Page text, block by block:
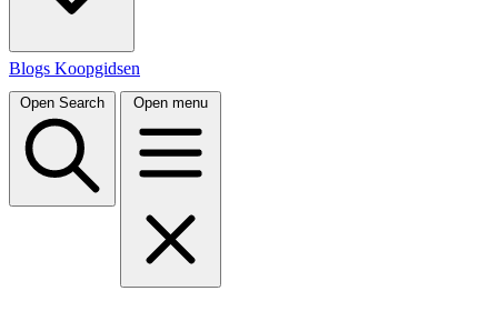
Blogs Koopgidsen
Open Search Open menu